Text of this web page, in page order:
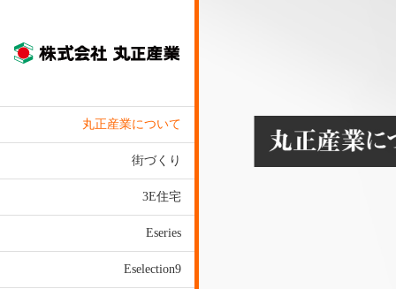
丸正産業について
街づくり
3E住宅
Eseries
Eselection9